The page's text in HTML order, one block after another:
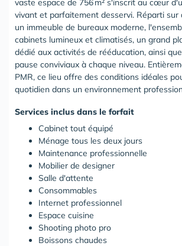
vaste espace de 756 m² s'inscrit au cœur
vivant et parfaitement desservi. Réparti sur
un immeuble de bureaux moderne,
cabinets lumineux et climatisés, un grand
dédié aux activités de rééducation, ainsi
pause conviviaux à chaque niveau.
PMR, ce lieu offre des conditions idéales
quotidien dans un environnement
Services inclus dans le forfait
Cabinet tout équipé
Ménage tous les deux jours
Maintenance professionnelle
Mobilier de designer
Salle d'attente
Consommables
Internet professionnel
Espace cuisine
Shooting photo pro
Boissons chaudes